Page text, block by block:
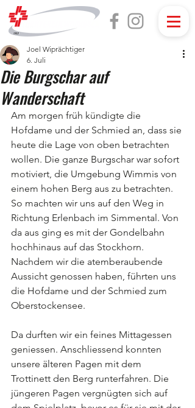
Die Burgschar auf
Wanderschaft
Joel Wiprächtiger
6. Juli
Am morgen früh kündigte die
Hofdame und der Schmied an, dass sie
heute die Lage von oben betrachten
wollen. Die ganze Burgschar war sofort
motiviert, die Umgebung Wimmis von
einem hohen Berg aus zu betrachten.
So machten wir uns auf den Weg in
Richtung Erlenbach im Simmental. Von
da aus ging es mit der Gondelbahn
hochhinaus auf das Stockhorn.
Nachdem wir die atemberaubende
Aussicht genossen haben, führten uns
die Hofdame und der Schmied zum
Oberstockensee.
Da durften wir ein feines Mittagessen
geniessen. Anschliessend konnten
unsere älteren Pagen mit dem
Trottinett den Berg runterfahren. Die
jüngeren Pagen vergnügten sich auf